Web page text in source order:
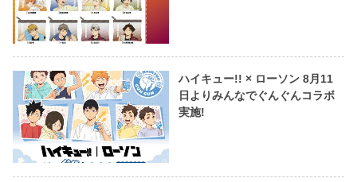
ハイキュー!! × ローソン 8月11
日よりみんなでぐんぐんコラボ
実施!